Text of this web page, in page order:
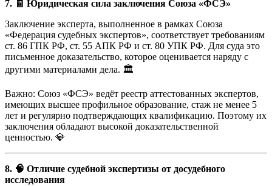
7. 🧾 Юридическая сила заключения Союза «ФСЭ»
Заключение эксперта, выполненное в рамках Союза
«Федерация судебных экспертов», соответствует требованиям
ст. 86 ГПК РФ, ст. 55 АПК РФ и ст. 80 УПК РФ. Для суда это
письменное доказательство, которое оценивается наряду с
другими материалами дела. 🏛️
Важно: Союз «ФСЭ» ведёт реестр аттестованных экспертов,
имеющих высшее профильное образование, стаж не менее 5
лет и регулярно подтверждающих квалификацию. Поэтому их
заключения обладают высокой доказательственной
ценностью. 💎
8. 🧠 Отличие судебной экспертизы от досудебного
исследования